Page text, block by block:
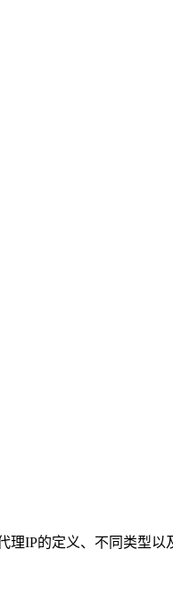
IP的定义、不同类型